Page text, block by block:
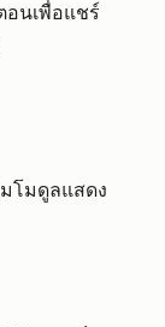
นเพื่อแชร์
โมดูลแสดง